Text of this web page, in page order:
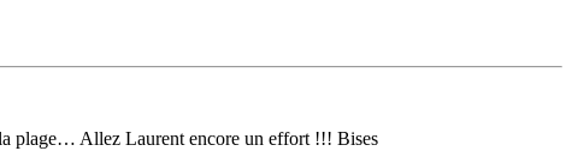
plage… Allez Laurent encore un effort !!! Bises